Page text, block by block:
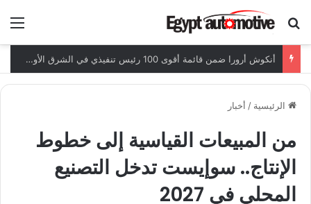
ابحث عن
أنكوش أرورا ضمن قائمة أقوى 100 رئيس تنفيذي في الشرق الأوسط لعام 2026
الرئيسية / أخبار
​من المبيعات القياسية إلى خطوط
الإنتاج.. سوإيست تدخل التصنيع
المحلي في 2027